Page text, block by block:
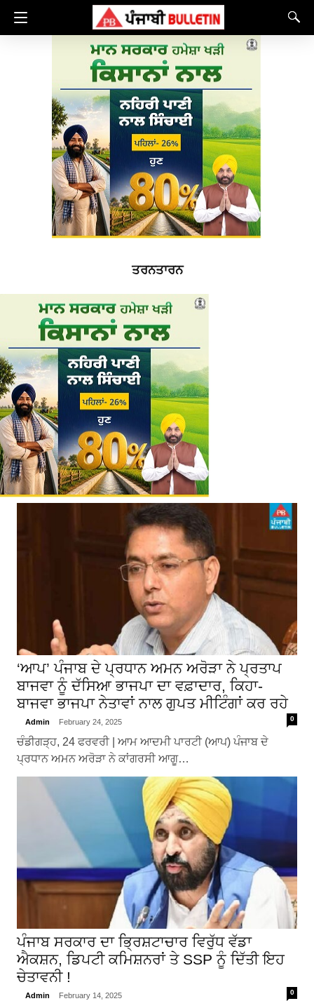
ਤਰਨਤਾਰਨ
‘ਆਪ’ ਪੰਜਾਬ ਦੇ ਪ੍ਰਧਾਨ ਅਮਨ ਅਰੋੜਾ ਨੇ ਪ੍ਰਤਾਪ
ਬਾਜਵਾ ਨੂੰ ਦੱਸਿਆ਼ ਭਾਜਪਾ ਦਾ ਵਫ਼ਾਦਾਰ, ਕਿਹਾ-
ਬਾਜਵਾ ਭਾਜਪਾ ਨੇਤਾਵਾਂ ਨਾਲ ਗੁਪਤ ਮੀਟਿੰਗਾਂ ਕਰ ਰਹੇ
Admin February 24, 2025 0
ਚੰਡੀਗੜ੍ਹ, 24 ਫਰਵਰੀ | ਆਮ ਆਦਮੀ ਪਾਰਟੀ (ਆਪ) ਪੰਜਾਬ ਦੇ
ਪ੍ਰਧਾਨ ਅਮਨ ਅਰੋੜਾ ਨੇ ਕਾਂਗਰਸੀ ਆਗੂ…
ਪੰਜਾਬ ਸਰਕਾਰ ਦਾ ਭ੍ਰਿਸ਼ਟਾਚਾਰ ਵਿਰੁੱਧ ਵੱਡਾ
ਐਕਸ਼ਨ, ਡਿਪਟੀ ਕਮਿਸ਼ਨਰਾਂ ਤੇ SSP ਨੂੰ ਦਿੱਤੀ ਇਹ
ਚੇਤਾਵਨੀ !
Admin February 14, 2025 0